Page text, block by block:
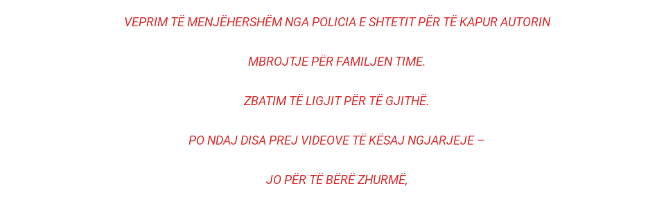
VEPRIM TË MENJËHERSHËM NGA POLICIA E SHTETIT PËR TË KAPUR AUTORIN
MBROJTJE PËR FAMILJEN TIME.
ZBATIM TË LIGJIT PËR TË GJITHË.
PO NDAJ DISA PREJ VIDEOVE TË KËSAJ NGJARJEJE –
JO PËR TË BËRË ZHURMË,